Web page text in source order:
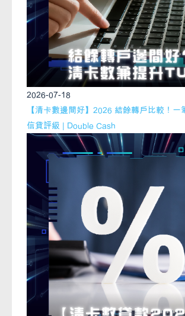
2026-07-18
【清卡數邊間好】2026 結餘轉戶比較！一
信貸評級 | Double Cash